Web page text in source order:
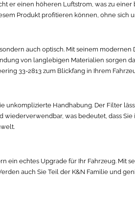
er einen höheren Luftstrom, was zu
Produkt profitieren können, ohne sich
auch optisch. Mit seinem
von langlebigen Materialien sorgen
33-2813 zum Blickfang in Ihrem
unkomplizierte Handhabung. Der Filter
was bedeutet, dass
ein echtes Upgrade für Ihr Fahrzeug. Mit
auch Sie Teil der K&N Familie und